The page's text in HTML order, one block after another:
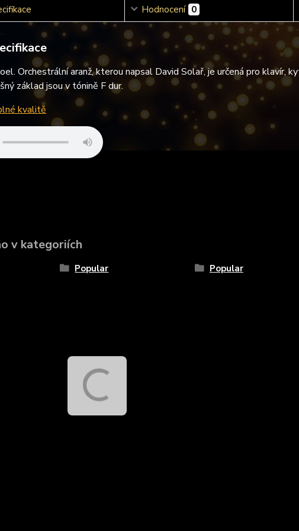
Hodnocení 0
Orchestrální aranž, kterou napsal David Solař, je určená pro klavír,
základ jsou v tónině F dur.
kvalitě
v kategoriích
Popular Popular